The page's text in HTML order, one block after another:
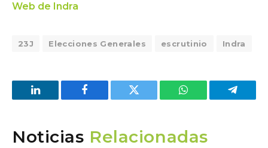
Web de Indra
23J Elecciones Generales escrutinio Indra
LinkedIn Facebook Twitter WhatsApp
Noticias Relacionadas